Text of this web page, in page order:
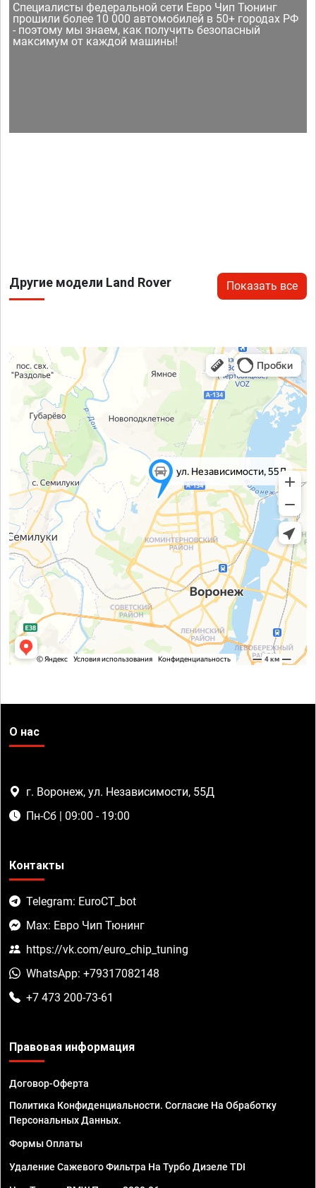
Специалисты федеральной сети Евро Чип Тюнинг
прошили более 10 000 автомобилей в 50+ городах РФ
- поэтому мы знаем, как получить безопасный
максимум от каждой машины!
Другие модели Land Rover Показать все
О нас
г. Воронеж, ул. Независимости, 55Д
Пн-Сб | 09:00 - 19:00
Контакты
Telegram: EuroCT_bot
Max: Евро Чип Тюнинг
https://vk.com/euro_chip_tuning
WhatsApp: +79317082148
+7 473 200-73-61
Правовая информация
Договор-Оферта
Политика Конфиденциальности. Согласие На Обработку
Персональных Данных.
Формы Оплаты
Удаление Сажевого Фильтра На Турбо Дизеле TDI